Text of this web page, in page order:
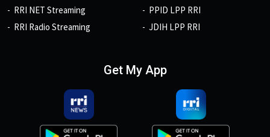
RRI NET Streaming
RRI Radio Streaming
PPID LPP RRI
JDIH LPP RRI
Get My App